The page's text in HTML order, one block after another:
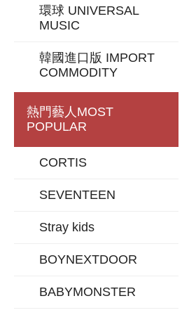
環球 UNIVERSAL
MUSIC
韓國進口版 IMPORT
COMMODITY
熱門藝人 MOST
POPULAR
CORTIS
SEVENTEEN
Stray kids
BOYNEXTDOOR
BABYMONSTER